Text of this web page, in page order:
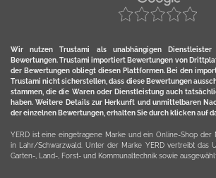
Wir nutzen Trustami als unabhängigen
Bewertungen. Trustami importiert Bewertungen von
der Bewertungen obliegt diesen Plattformen. Bei den
Trustami nicht sicherstellen, dass diese Bewertungen
stammen, die die Waren oder Dienstleistung auch
haben. Weitere Details zur Herkunft und unmittelbaren
der einzelnen Bewertungen, erhalten Sie durch klicken auf
YERD ist eine eingetragene Marke und ein Online-Shop der
in Lahr/Schwarzwald. Unter der Marke YERD vertreibt das
Garten-, Land-, Forst- und Kommunaltechnik sowie